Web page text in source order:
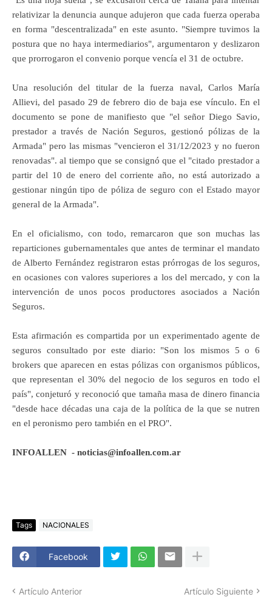
relativizar la denuncia aunque adujeron que cada fuerza operaba
en forma "descentralizada" en este asunto. "Siempre tuvimos la
postura que no haya intermediarios", argumentaron y deslizaron
que prorrogaron el convenio porque vencía el 31 de octubre.
Una resolución del titular de la fuerza naval, Carlos María
Allievi, del pasado 29 de febrero dio de baja ese vínculo. En el
documento se pone de manifiesto que "el señor Diego Savio,
prestador a través de Nación Seguros, gestionó pólizas de la
Armada" pero las mismas "vencieron el 31/12/2023 y no fueron
renovadas". al tiempo que se consignó que el "citado prestador a
partir del 10 de enero del corriente año, no está autorizado a
gestionar ningún tipo de póliza de seguro con el Estado mayor
general de la Armada".
En el oficialismo, con todo, remarcaron que son muchas las
reparticiones gubernamentales que antes de terminar el mandato
de Alberto Fernández registraron estas prórrogas de los seguros,
en ocasiones con valores superiores a los del mercado, y con la
intervención de unos pocos productores asociados a Nación
Seguros.
Esta afirmación es compartida por un experimentado agente de
seguros consultado por este diario: "Son los mismos 5 o 6
brokers que aparecen en estas pólizas con organismos públicos,
que representan el 30% del negocio de los seguros en todo el
país", conjeturó y reconoció que tamaña masa de dinero financia
"desde hace décadas una caja de la política de la que se nutren
en el peronismo pero también en el PRO".
INFOALLEN - noticias@infoallen.com.ar
Tags NACIONALES
Facebook
Artículo Anterior Artículo Siguiente